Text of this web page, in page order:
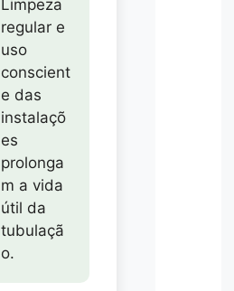
Limpeza
regular e
uso
conscient
e das
instalaçõ
es
prolonga
m a vida
útil da
tubulaçã
o.